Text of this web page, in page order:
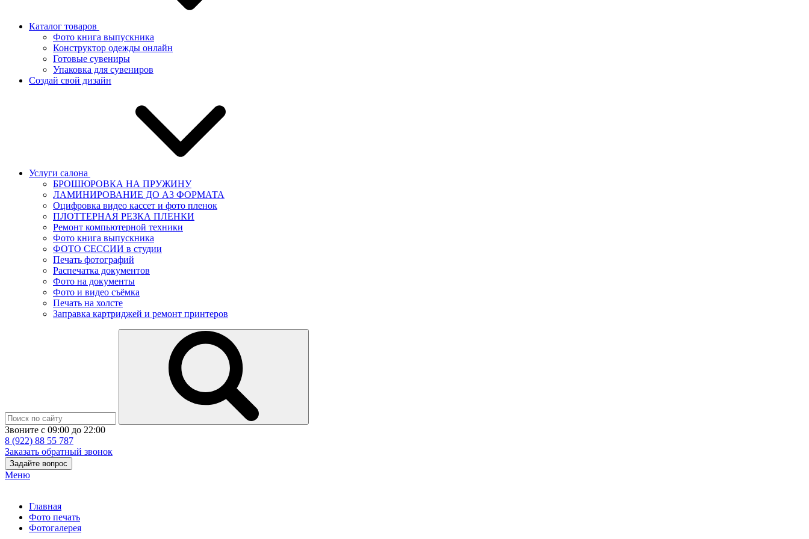
Каталог товаров
Фото книга выпускника
Конструктор одежды онлайн
Готовые сувениры
Упаковка для сувениров
Создай свой дизайн
Услуги салона
БРОШЮРОВКА НА ПРУЖИНУ
ЛАМИНИРОВАНИЕ ДО А3 ФОРМАТА
Оцифровка видео кассет и фото пленок
ПЛОТТЕРНАЯ РЕЗКА ПЛЕНКИ
Ремонт компьютерной техники
Фото книга выпускника
ФОТО СЕССИИ в студии
Печать фотографий
Распечатка документов
Фото на документы
Фото и видео съёмка
Печать на холсте
Заправка картриджей и ремонт принтеров
Звоните с 09:00 до 22:00
8 (922) 88 55 787
Заказать обратный звонок
Задайте вопрос
Меню
Главная
Фото печать
Фотогалерея